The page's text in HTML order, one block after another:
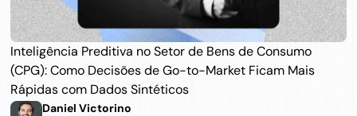
Inteligência Preditiva no Setor de Bens de Consumo
(CPG): Como Decisões de Go-to-Market Ficam Mais
Rápidas com Dados Sintéticos
Daniel Victorino